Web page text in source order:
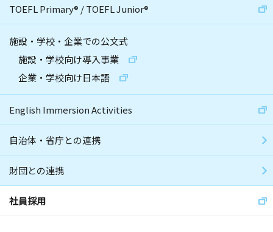
TOEFL Primary® /TOEFL Junior®
施設・学校・企業での公文式
施設・学校向け導入事業
企業・学校向け日本語
English Immersion Activities
自治体・省庁との連携
財団との連携
社員採用